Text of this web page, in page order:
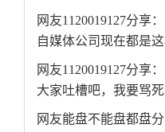
网友1120019127分享：
自媒体公司现在都是
网友1120019127分享：
大家吐槽吧，我要骂
网友能盘不能盘都盘分